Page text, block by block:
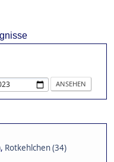
, Rotkehlchen (34)